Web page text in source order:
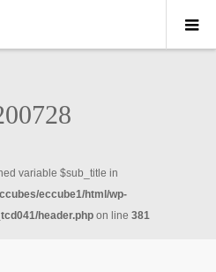
variable $sub_title in
eccube1/html/wp-
header.php on line 381